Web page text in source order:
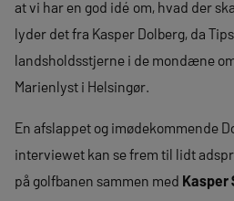
at vi har en god idé om, hvad der
lyder det fra Kasper Dolberg, da
landsholdsstjerne i de mondæne
Marienlyst i Helsingør.
En afslappet og imødekommende
interviewet kan se frem til lidt
på golfbanen sammen med Kasper